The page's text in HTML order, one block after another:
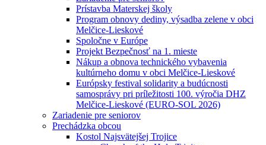
Prístavba Materskej školy
Program obnovy dediny, výsadba zelene v obci
Melčice-Lieskové
Spoločne v Európe
Projekt Bezpečnosť na 1. mieste
Nákup a obnova technického vybavenia
kultúrneho domu v obci Melčice-Lieskové
Európsky festival solidarity a budúcnosti
samosprávy pri príležitosti 100. výročia DHZ
Melčice-Lieskové (EURO-SOL 2026)
Zariadenie pre seniorov
Prechádzka obcou
Kostol Najsvätejšej Trojice